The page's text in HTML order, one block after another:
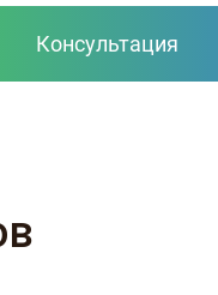
Консультация